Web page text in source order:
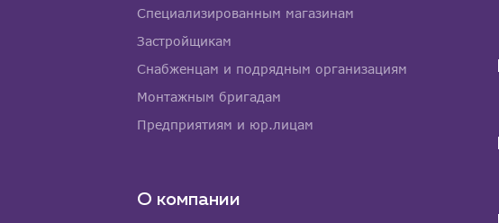
Специализированным магазинам
Застройщикам
Снабженцам и подрядным организациям
Монтажным бригадам
Предприятиям и юр.лицам
О компании